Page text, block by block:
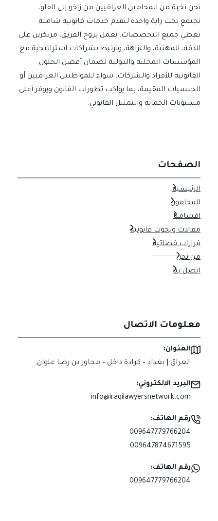
حقك
قانونيا.
نحن نخبة من المحامين العراقيين من زاخو إلى الفاو،
نجتمع تحت راية واحدة لنقدم خدمات قانونية شاملة
تغطي جميع التخصصات. نعمل بروح الفريق، مرتكزين على
الدقة، المهنية، والنزاهة، ونرتبط بشراكات استراتيجية مع
المؤسسات المحلية والدولية لضمان أفضل الحلول
القانونية للأفراد والشركات، سواء للمواطنين العراقيين أو
الجنسيات المقيمة، بما يواكب تطورات القانون ويوفر أعلى
مستويات الحماية والتمثيل القانوني.
الصفحات
الرئيسية
المحامون
اقسامنا
مقالات وبحوث قانونية
قرارات قضائية
من نحن
اتصل بنا
معلومات الاتصال
العنوان:
العراق | بغداد – كرادة داخل – مجاور بن رضا علوان.
البريد الالكتروني:
info@iraqilawyersnetwork.com
رقم الهاتف:
009647779766204
009647874671595
رقم الهاتف:
009647779766204